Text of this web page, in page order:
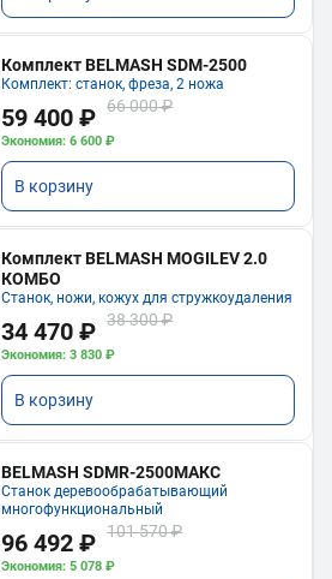
Комплект BELMASH SDM-2500
Комплект: станок, фреза, 2 ножа
59 400 ₽ 66 000 ₽
Экономия: 6 600 ₽
В корзину
Комплект BELMASH MOGILEV 2.0
КОМБО
Станок, ножи, кожух для стружкоудаления
34 470 ₽ 38 300 ₽
Экономия: 3 830 ₽
В корзину
BELMASH SDMR-2500МАКС
Станок деревообрабатывающий
многофункциональный
96 492 ₽ 101 570 ₽
Экономия: 5 078 ₽